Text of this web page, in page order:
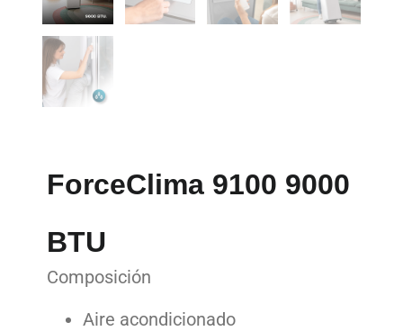
ForceClima 9100 9000
BTU
Composición
Aire acondicionado